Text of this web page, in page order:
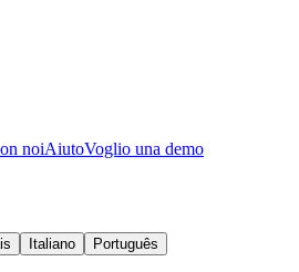
noiAiutoVoglio una demo
Italiano Português